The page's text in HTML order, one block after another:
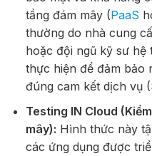
tầng đám mây (PaaS
thường do nhà cung
hoặc đội ngũ kỹ sư hệ
thực hiện để đảm bảo
đúng cam kết dịch vụ
Testing IN Cloud
mây): Hình thức này
các ứng dụng được